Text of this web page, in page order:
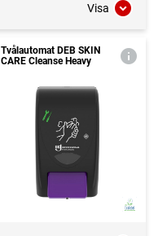
Visa
Tvålautomat DEB SKIN
CARE Cleanse Heavy